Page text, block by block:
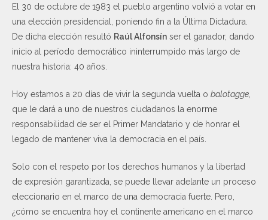
El 30 de octubre de 1983 el pueblo argentino volvió a votar en
una elección presidencial, poniendo fin a la Última Dictadura.
De dicha elección resultó Raúl Alfonsín ser el ganador, dando
inicio al período democrático ininterrumpido más largo de
nuestra historia: 40 años.
Hoy estamos a 20 días de vivir la segunda vuelta o balotagge
que le dará a uno de nuestros ciudadanos la enorme
responsabilidad de ser el Primer Mandatario y de honrar el
legado de mantener viva la democracia en el país.
Solo con el respeto por los derechos humanos y la libertad
de expresión garantizada, se puede llevar adelante un proceso
eleccionario en el marco de una democracia fuerte. Pero,
¿cómo se encuentra hoy el continente americano en el marco